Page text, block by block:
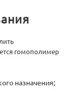
гомополимер
назначения;